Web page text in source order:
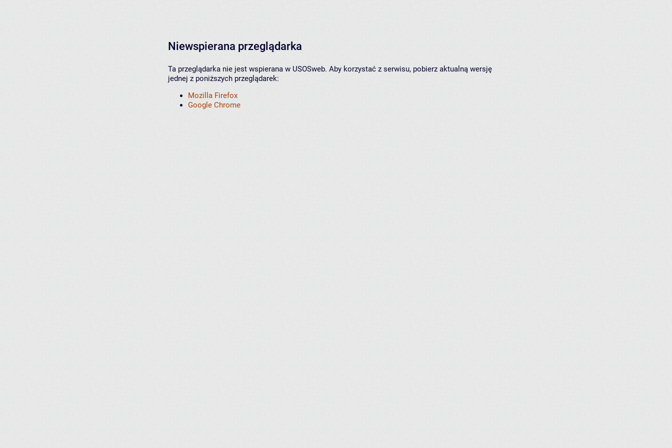
Niewspierana przeglądarka
Ta przeglądarka nie jest wspierana w USOSweb. Aby korzystać z serwisu, pobierz aktualną wersję
jednej z poniższych przeglądarek:
Mozilla Firefox
Google Chrome